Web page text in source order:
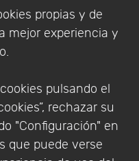
propias y de
mejor experiencia y
pulsando el
rechazar su
"Configuración" en
que puede verse
compra